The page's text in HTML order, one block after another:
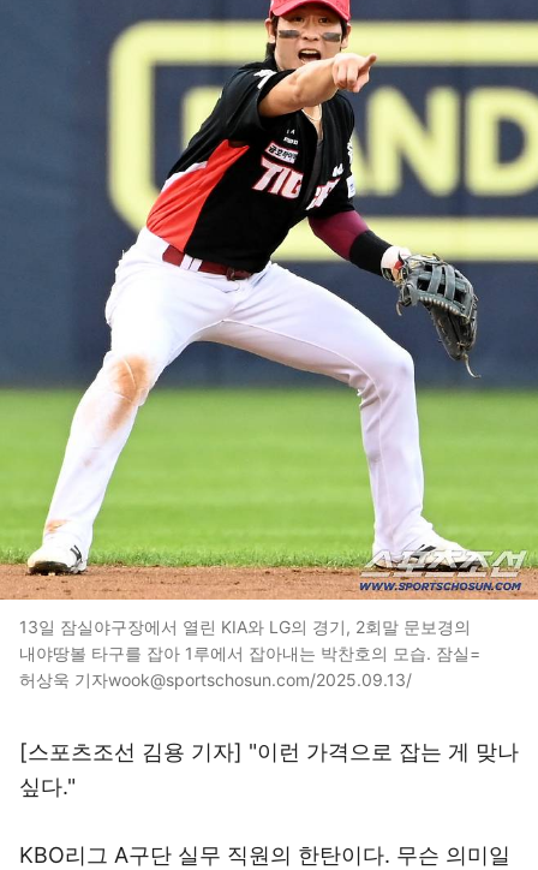
13일 잠실야구장에서 열린 KIA와 LG의 경기, 2회말 문보경의
내야땅볼 타구를 잡아 1루에서 잡아내는 박찬호의 모습. 잠실=
허상욱 기자wook@sportschosun.com/2025.09.13/
[스포츠조선 김용 기자] "이런 가격으로 잡는 게 맞나
싶다."
KBO리그 A구단 실무 직원의 한탄이다. 무슨 의미일